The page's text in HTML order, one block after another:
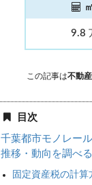
9.8
この記事は不動
目次
千葉都市モノレー
推移・動向を調べる
固定資産税の計算